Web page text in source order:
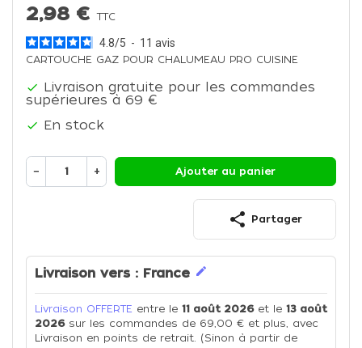
2,98 €TTC
4.8/5 - 11 avis
CARTOUCHE GAZ POUR CHALUMEAU PRO CUISINE
 Livraison gratuite pour les commandes
supérieures à 69 €
 En stock
− + Ajouter au panier
share Partager
Livraison vers : France edit
Livraison OFFERTE entre le 11 août 2026et le 13 août
2026sur les commandes de 69,00 € et plus, avec
Livraison en points de retrait. (Sinon à partir de